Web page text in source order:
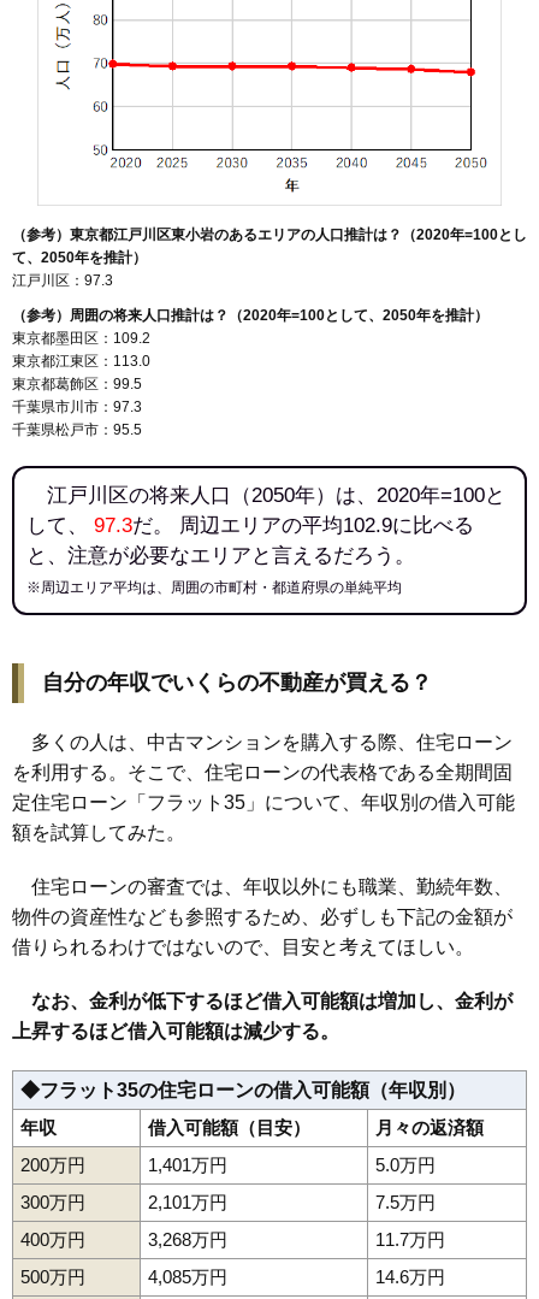
（参考）東京都江戸川区東小岩のあるエリアの人口推計は？（2020年=100とし
て、2050年を推計）
江戸川区：97.3
（参考）周囲の将来人口推計は？（2020年=100として、2050年を推計）
東京都墨田区：109.2
東京都江東区：113.0
東京都葛飾区：99.5
千葉県市川市：97.3
千葉県松戸市：95.5
江戸川区の将来人口（2050年）は、2020年=100と
して、 97.3だ。 周辺エリアの平均102.9に比べる
と、注意が必要なエリアと言えるだろう。
※周辺エリア平均は、周囲の市町村・都道府県の単純平均
自分の年収でいくらの不動産が買える？
多くの人は、中古マンションを購入する際、住宅ローン
を利用する。そこで、住宅ローンの代表格である全期間固
定住宅ローン「フラット35」について、年収別の借入可能
額を試算してみた。
住宅ローンの審査では、年収以外にも職業、勤続年数、
物件の資産性なども参照するため、必ずしも下記の金額が
借りられるわけではないので、目安と考えてほしい。
なお、金利が低下するほど借入可能額は増加し、金利が
上昇するほど借入可能額は減少する。
◆フラット35の住宅ローンの借入可能額（年収別）
年収
借入可能額（目安）
月々の返済額
200万円
1,401万円
5.0万円
300万円
2,101万円
7.5万円
400万円
3,268万円
11.7万円
500万円
4,085万円
14.6万円